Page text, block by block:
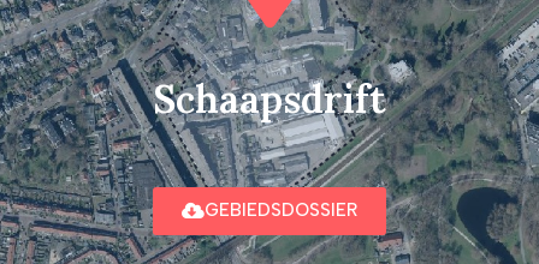
Schaapsdrift
GEBIEDSDOSSIER